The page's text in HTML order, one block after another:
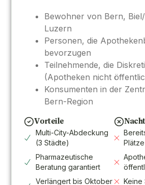
Bewohner von Bern,
Luzern
Personen, die
bevorzugen
Teilnehmende, die
(Apotheken nicht
Konsumenten in der
Bern-Region
Vorteile
Multi-City-Abdeckung
(3 Städte)
Pharmazeutische
Beratung garantiert
Verlängert bis Oktober
Keine